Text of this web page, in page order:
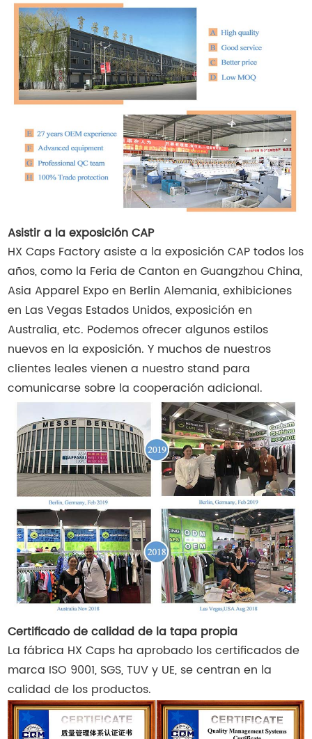
Asistir a la exposición CAP
HX Caps Factory asiste a la exposición CAP todos los
años, como la Feria de Canton en Guangzhou China,
Asia Apparel Expo en Berlin Alemania, exhibiciones
en Las Vegas Estados Unidos, exposición en
Australia, etc. Podemos ofrecer algunos estilos
nuevos en la exposición. Y muchos de nuestros
clientes leales vienen a nuestro stand para
comunicarse sobre la cooperación adicional.
Certificado de calidad de la tapa propia
La fábrica HX Caps ha aprobado los certificados de
marca ISO 9001, SGS, TUV y UE, se centran en la
calidad de los productos.